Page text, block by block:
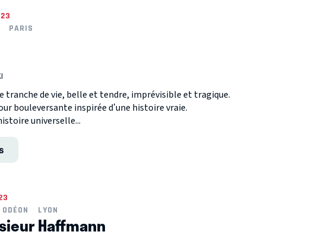
PARIS
tranche de vie, belle et tendre, imprévisible et tragique.
bouleversante inspirée d’une histoire vraie.
universelle...
LYON
Haffmann